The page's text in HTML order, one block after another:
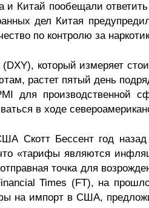
и Китай пообещали
дел Китая
по контролю за
который измеряет
растет пятый день
для
в ходе
Скотт Бессент год назад
«тарифы являются
точка для
Times (FT), на
на импорт в США,